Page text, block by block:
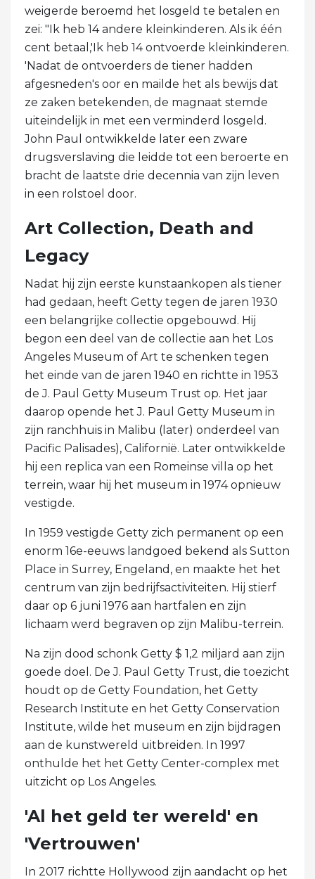
weigerde beroemd het losgeld te betalen en
zei: "Ik heb 14 andere kleinkinderen. Als ik één
cent betaal,'Ik heb 14 ontvoerde kleinkinderen.
'Nadat de ontvoerders de tiener hadden
afgesneden's oor en mailde het als bewijs dat
ze zaken betekenden, de magnaat stemde
uiteindelijk in met een verminderd losgeld.
John Paul ontwikkelde later een zware
drugsverslaving die leidde tot een beroerte en
bracht de laatste drie decennia van zijn leven
in een rolstoel door.
Art Collection, Death and
Legacy
Nadat hij zijn eerste kunstaankopen als tiener
had gedaan, heeft Getty tegen de jaren 1930
een belangrijke collectie opgebouwd. Hij
begon een deel van de collectie aan het Los
Angeles Museum of Art te schenken tegen
het einde van de jaren 1940 en richtte in 1953
de J. Paul Getty Museum Trust op. Het jaar
daarop opende het J. Paul Getty Museum in
zijn ranchhuis in Malibu (later) onderdeel van
Pacific Palisades), Californië. Later ontwikkelde
hij een replica van een Romeinse villa op het
terrein, waar hij het museum in 1974 opnieuw
vestigde.
In 1959 vestigde Getty zich permanent op een
enorm 16e-eeuws landgoed bekend als Sutton
Place in Surrey, Engeland, en maakte het het
centrum van zijn bedrijfsactiviteiten. Hij stierf
daar op 6 juni 1976 aan hartfalen en zijn
lichaam werd begraven op zijn Malibu-terrein.
Na zijn dood schonk Getty $ 1,2 miljard aan zijn
goede doel. De J. Paul Getty Trust, die toezicht
houdt op de Getty Foundation, het Getty
Research Institute en het Getty Conservation
Institute, wilde het museum en zijn bijdragen
aan de kunstwereld uitbreiden. In 1997
onthulde het het Getty Center-complex met
uitzicht op Los Angeles.
'Al het geld ter wereld' en
'Vertrouwen'
In 2017 richtte Hollywood zijn aandacht op het